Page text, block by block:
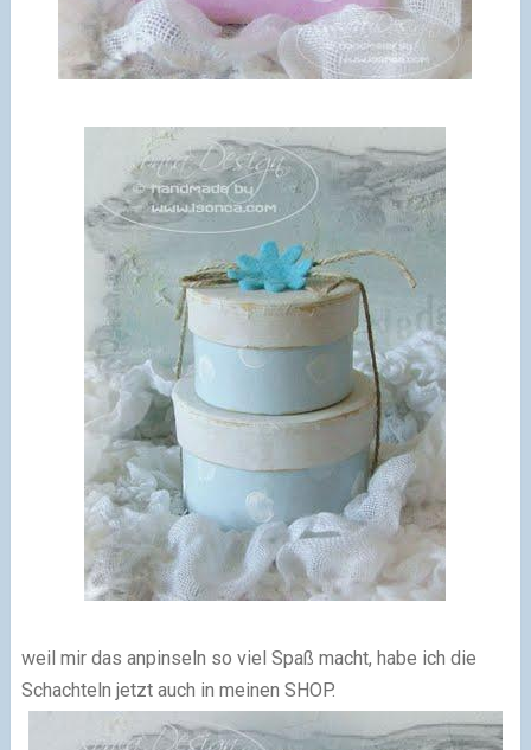
weil mir das anpinseln so viel Spaß macht, habe ich die
Schachteln jetzt auch in meinen SHOP.